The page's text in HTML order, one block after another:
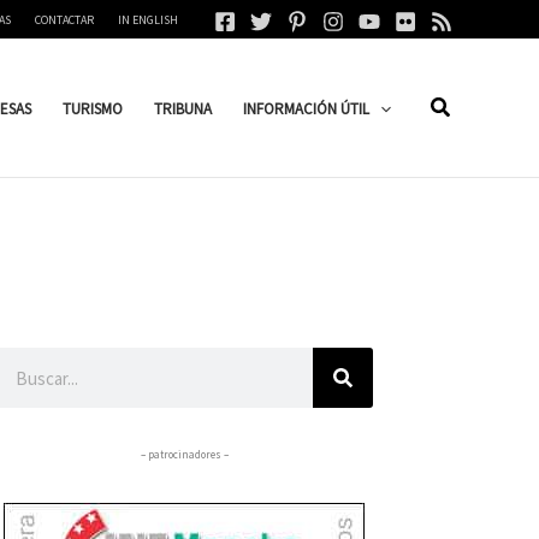
CONTACTAR IN ENGLISH
TURISMO TRIBUNA INFORMACIÓN ÚTIL
– patrocinadores –